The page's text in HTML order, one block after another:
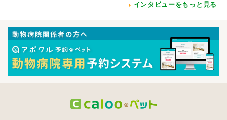
インタビューをもっと見る